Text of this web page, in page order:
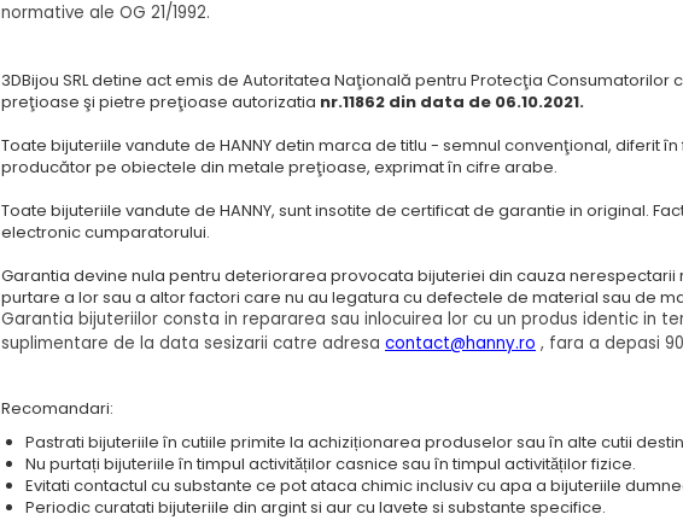
normative ale OG 21/1992.
3DBijou SRL detine act emis de Autoritatea Naţională pentru Protecţia
preţioase şi pietre preţioase autorizatia nr.11862 din data de 06.10.2021.
Toate bijuteriile vandute de HANNY detin marca de titlu - semnul convenţional, diferit
producător pe obiectele din metale preţioase, exprimat în cifre arabe.
Toate bijuteriile vandute de HANNY, sunt insotite de certificat de garantie in original.
electronic cumparatorului.
Garantia devine nula pentru deteriorarea provocata bijuteriei din cauza
purtare a lor sau a altor factori care nu au legatura cu defectele de material sau de
Garantia bijuteriilor consta in repararea sau inlocuirea lor cu un produs identic in
suplimentare de la data sesizarii catre adresa contact@hanny.ro , fara a depasi
Recomandari:
Pastrati bijuteriile în cutiile primite la achiziționarea produselor sau în alte cutii
Nu purtați bijuteriile în timpul activităților casnice sau în timpul activităților fizice.
Evitati contactul cu substante ce pot ataca chimic inclusiv cu apa a bijuteriile
Periodic curatati bijuteriile din argint si aur cu lavete si substante specifice.